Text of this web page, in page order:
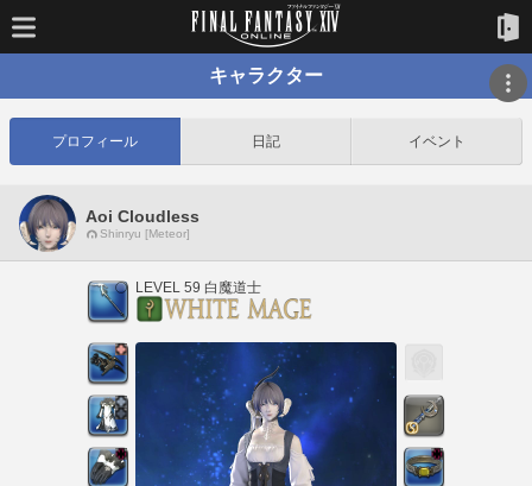
キャラクター
プロフィール 日記 イベント
Aoi Cloudless
Shinryu [Meteor]
LEVEL 59 白魔道士